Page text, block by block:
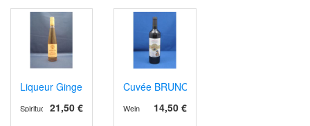
Liqueur Gingembre (Ingwer)
21,50 €
Spirituosen
Cuvée BRUNO Tome IV rot, AOP
14,50 €
Wein